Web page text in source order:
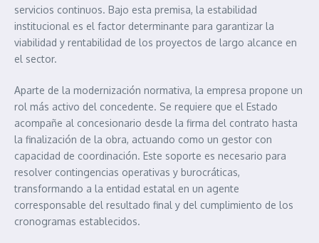
servicios continuos. Bajo esta premisa, la estabilidad
institucional es el factor determinante para garantizar la
viabilidad y rentabilidad de los proyectos de largo alcance en
el sector.
Aparte de la modernización normativa, la empresa propone un
rol más activo del concedente. Se requiere que el Estado
acompañe al concesionario desde la firma del contrato hasta
la finalización de la obra, actuando como un gestor con
capacidad de coordinación. Este soporte es necesario para
resolver contingencias operativas y burocráticas,
transformando a la entidad estatal en un agente
corresponsable del resultado final y del cumplimiento de los
cronogramas establecidos.